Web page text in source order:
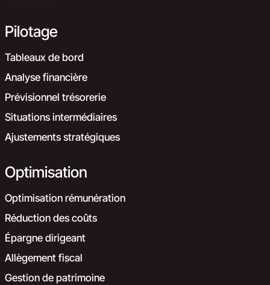
Pilotage
Tableaux de bord
Analyse financière
Prévisionnel trésorerie
Situations intermédiaires
Ajustements stratégiques
Optimisation
Optimisation rémunération
Réduction des coûts
Épargne dirigeant
Allègement fiscal
Gestion de patrimoine